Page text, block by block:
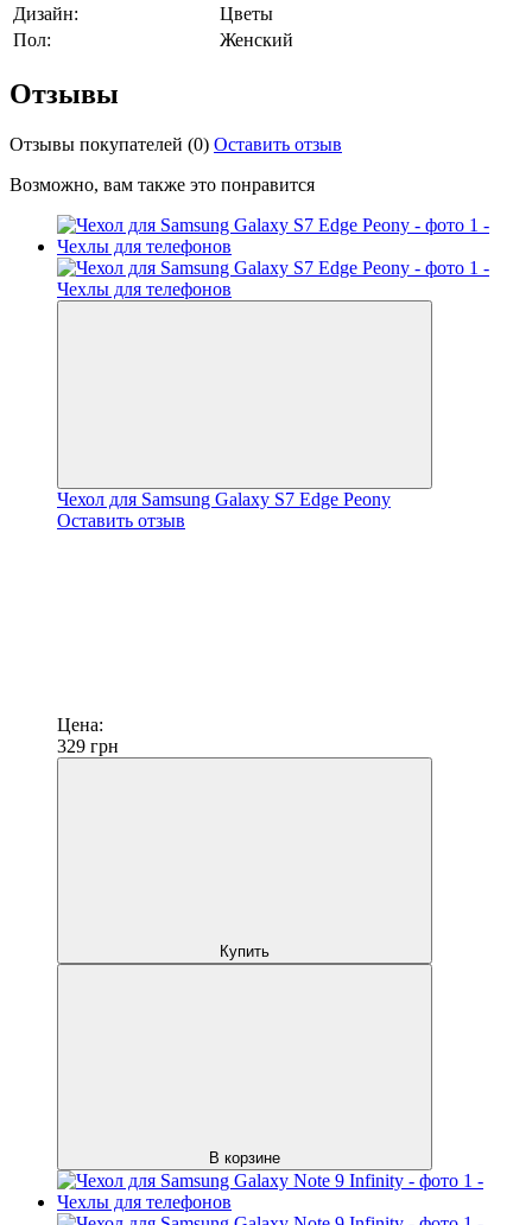
Дизайн:
Цветы
Пол:
Женский
Отзывы
Отзывы покупателей (0) Оставить отзыв
Возможно, вам также это понравится
Чехол для Samsung Galaxy S7 Edge Peony
Оставить отзыв
Цена:
329 грн
Купить
В корзине